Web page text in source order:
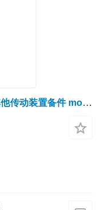
轮式拖拉机 Claas Xerion 4000 的 其他传动装置备件 most napędowy, zwolnica, zwrotnica, dyferencjał, półoś 0006276504